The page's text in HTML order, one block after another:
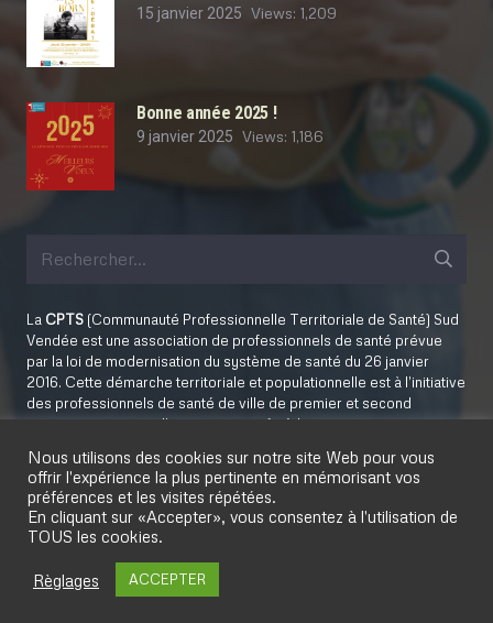
15 janvier 2025 Views: 1,209
Bonne année 2025 !
9 janvier 2025 Views: 1,186
La CPTS (Communauté Professionnelle Territoriale de Santé) Sud
Vendée est une association de professionnels de santé prévue
par la loi de modernisation du système de santé du 26 janvier
2016. Cette démarche territoriale et populationnelle est à l’initiative
des professionnels de santé de ville de premier et second
recours, et associe d’autres acteurs (médico-sociaux, sociaux,
ESPACE ADHÉRENTS
© RéalisationAgence web ISALIS
Nous utilisons des cookies sur notre site Web pour vous
offrir l'expérience la plus pertinente en mémorisant vos
préférences et les visites répétées.
En cliquant sur «Accepter», vous consentez à l'utilisation de
TOUS les cookies.
Règlages ACCEPTER